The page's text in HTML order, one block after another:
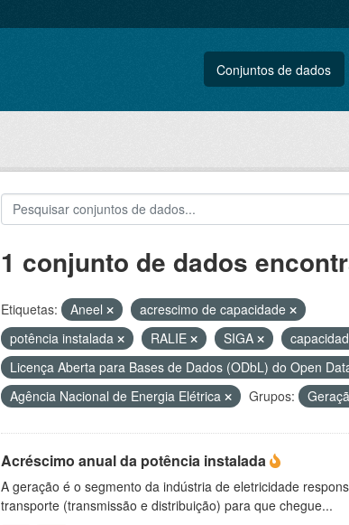
Conjuntos de dados
1 conjunto de dados
Etiquetas: Aneel
acrescimo de capacidade
potência instalada
RALIE SIGA
Licença Aberta para Bases de Dados (ODbL) do Open
Agência Nacional de Energia Elétrica
Grupos:
Acréscimo anual da potência instalada
A geração é o segmento da indústria de eletricidade
transporte (transmissão e distribuição) para que chegue...